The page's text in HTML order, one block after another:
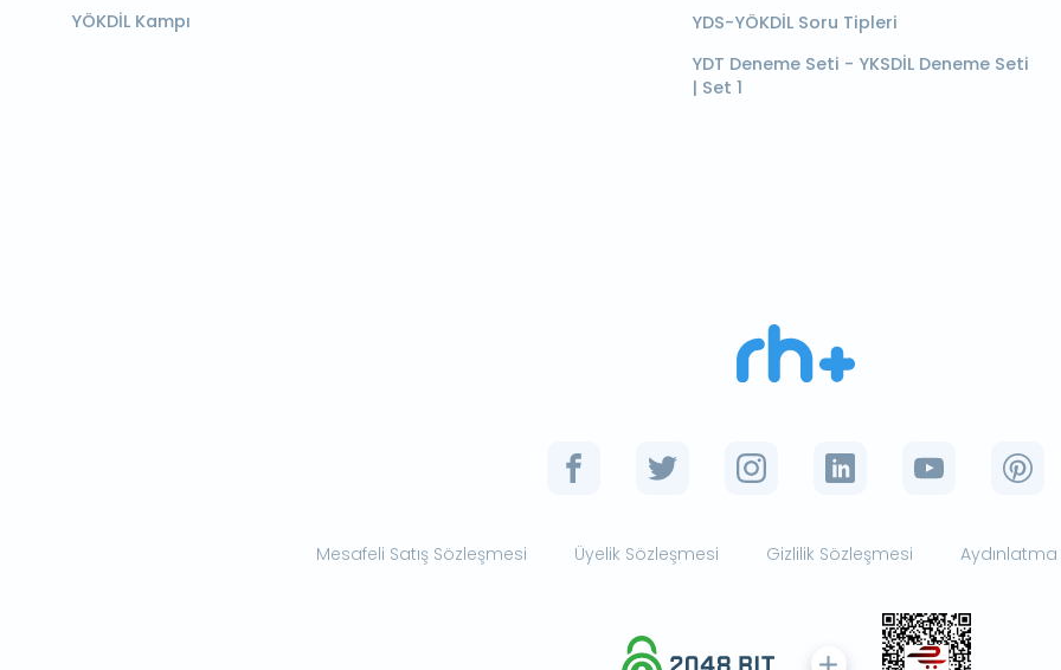
YÖKDİL Kampı
YDS-YÖKDİL Soru Tipleri
YDT Deneme Seti - YKSDİL Deneme Seti
| Set 1
Mesafeli Satış Sözleşmesi Üyelik Sözleşmesi Gizlilik Sözleşmesi